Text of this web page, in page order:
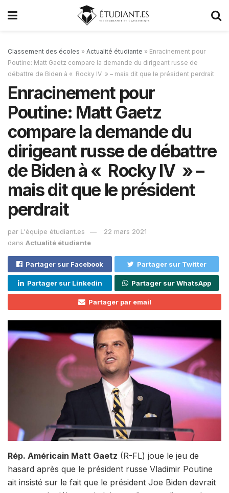
Classement des écoles » Actualité étudiante » Enracinement pour
Poutine: Matt Gaetz compare la demande du dirigeant russe de
débattre de Biden à « Rocky IV » – mais dit que le président perdrait
Enracinement pour
Poutine: Matt Gaetz
compare la demande du
dirigeant russe de débattre
de Biden à « Rocky IV » –
mais dit que le président
perdrait
par L'équipe étudiant.es
22 mars 2021
dans Actualité étudiante
Partager sur Facebook Partager sur Twitter
Partager sur Linkedin Partager sur WhatsApp
Partager par email
Rép. Américain Matt Gaetz (R-FL) joue le jeu de
hasard après que le président russe Vladimir Poutine
ait insisté sur le fait que le président Joe Biden devrait